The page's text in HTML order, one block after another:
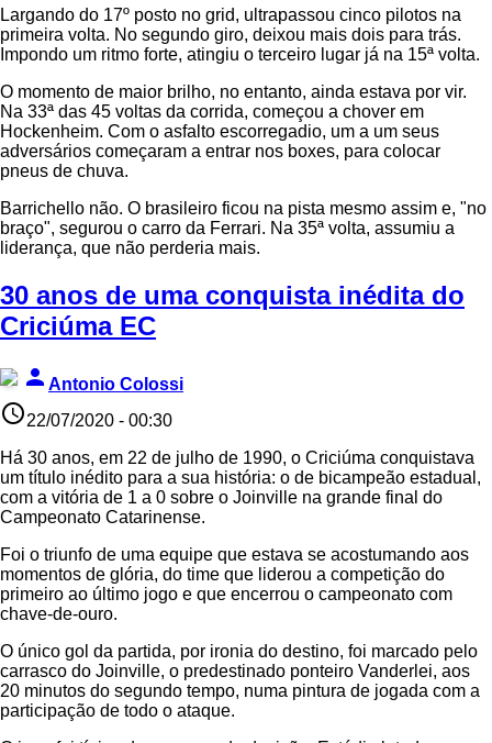
Largando do 17º posto no grid, ultrapassou cinco pilotos na
primeira volta. No segundo giro, deixou mais dois para trás.
Impondo um ritmo forte, atingiu o terceiro lugar já na 15ª volta.
O momento de maior brilho, no entanto, ainda estava por vir.
Na 33ª das 45 voltas da corrida, começou a chover em
Hockenheim. Com o asfalto escorregadio, um a um seus
adversários começaram a entrar nos boxes, para colocar
pneus de chuva.
Barrichello não. O brasileiro ficou na pista mesmo assim e, "no
braço", segurou o carro da Ferrari. Na 35ª volta, assumiu a
liderança, que não perderia mais.
30 anos de uma conquista inédita do
Criciúma EC
person Antonio Colossi
access_time22/07/2020 - 00:30
Há 30 anos, em 22 de julho de 1990, o Criciúma conquistava
um título inédito para a sua história: o de bicampeão estadual,
com a vitória de 1 a 0 sobre o Joinville na grande final do
Campeonato Catarinense.
Foi o triunfo de uma equipe que estava se acostumando aos
momentos de glória, do time que liderou a competição do
primeiro ao último jogo e que encerrou o campeonato com
chave-de-ouro.
O único gol da partida, por ironia do destino, foi marcado pelo
carrasco do Joinville, o predestinado ponteiro Vanderlei, aos
20 minutos do segundo tempo, numa pintura de jogada com a
participação de todo o ataque.